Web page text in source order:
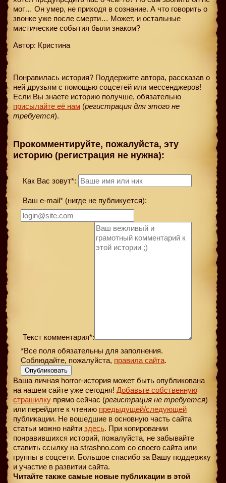
мог… Он умер, не приходя в сознание. А что говорить о
звонке уже после смерти… Может, и остальные
мистические события были знаком?
Автор: Кристина
Понравилась история? Поддержите автора, рассказав о
ней друзьям с помощью соцсетей или мессенджеров!
Если Вы знаете историю получше, обязательно
присылайте её нам (регистрация для этого не
требуется).
Прокомментируйте, пожалуйста, эту
историю (регистрация не нужна):
Как Вас зовут*:
Ваш e-mail* (нигде не публикуется):
Текст комментария*:
*Все поля обязательны для заполнения.
Соблюдайте, пожалуйста, правила сайта.
Опубликовать
Ваша личная horror-история может быть опубликована
на нашем сайте уже сегодня! Добавьте собственную
страшилку прямо сейчас (регистрация не требуется)
или перейдите к чтению предыдущей/следующей
публикации. Не вошедшие в основную часть сайта
статьи можно найти здесь. При копировании
понравившихся историй, пожалуйста, не забывайте
ставить ссылку на strashno.com со своего сайта или
группы в соцсети. Большое спасибо за Вашу поддержку
и участие в развитии сайта.
Читайте также самые новые публикации в этой